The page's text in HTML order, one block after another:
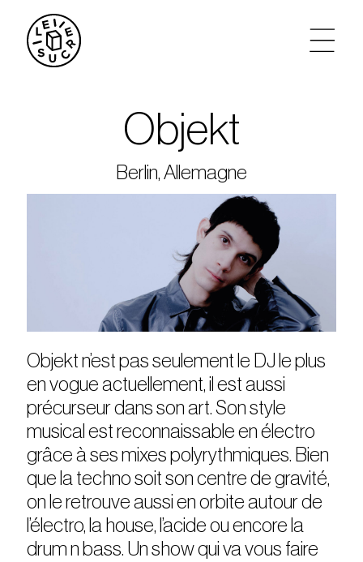
agenda
tickets
le sucre max
partenariats
privatisations
Objekt
Berlin, Allemagne
Objekt n’est pas seulement le DJ le plus
en vogue actuellement, il est aussi
précurseur dans son art. Son style
musical est reconnaissable en électro
grâce à ses mixes polyrythmiques. Bien
que la techno soit son centre de gravité,
on le retrouve aussi en orbite autour de
l’électro, la house, l’acide ou encore la
drum n bass. Un show qui va vous faire